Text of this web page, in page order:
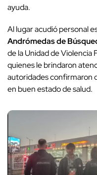
ayuda.
Al lugar acudió personal
Andrómedas de
de la Unidad de Violencia
quienes le brindaron
autoridades confirmaron
en buen estado de salud.